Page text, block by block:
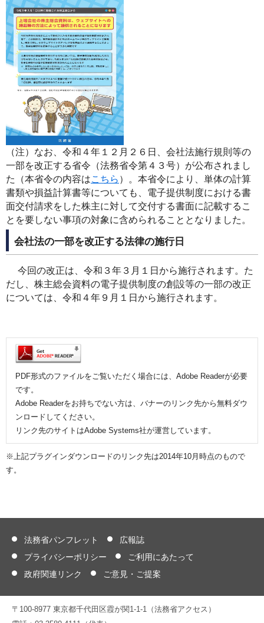
（注）なお、令和４年１２月２６日、会社法施行規則等の
一部を改正する省令（法務省令第４３号）が公布されまし
た（本省令の内容はこちら ）。本省令により、単体の計算
書類や損益計算書等についても、電子提供制度における書
面交付請求をした株主に対して交付する書面に記載するこ
とを要しない事項の対象に含められることとなりました。
会社法の一部を改正する法律の施行日
今回の改正は、令和３年３月１日から施行されます。た
だし、株主総会資料の電子提供制度の創設等の一部の改正
については、令和４年９月１日から施行されます。
PDF形式のファイルをご覧いただく場合には、Adobe Readerが必要
です。
Adobe Readerをお持ちでない方は、バナーのリンク先から無料ダウ
ンロードしてください。
リンク先のサイトはAdobe Systems社が運営しています。
※上記プラグインダウンロードのリンク先は2014年10月時点のもので
す。
法務省パンフレット
広報誌
プライバシーポリシー
ご利用にあたって
政府関連リンク
ご意見・ご提案
〒100-8977 東京都千代田区霞が関1-1-1（法務省アクセス）